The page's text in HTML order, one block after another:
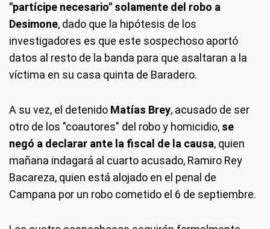
"partícipe necesario" solamente del robo a
Desimone, dado que la hipótesis de los
investigadores es que este sospechoso aportó
datos al resto de la banda para que asaltaran a la
víctima en su casa quinta de Baradero.
A su vez, el detenido Matías Brey, acusado de ser
otro de los "coautores" del robo y homicidio, se
negó a declarar ante la fiscal de la causa, quien
mañana indagará al cuarto acusado, Ramiro Rey
Bacareza, quien está alojado en el penal de
Campana por un robo cometido el 6 de septiembre.